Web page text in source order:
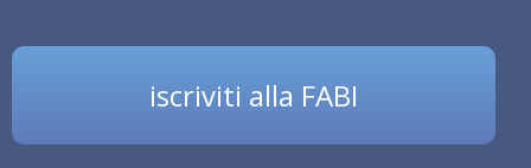
iscriviti alla FABI